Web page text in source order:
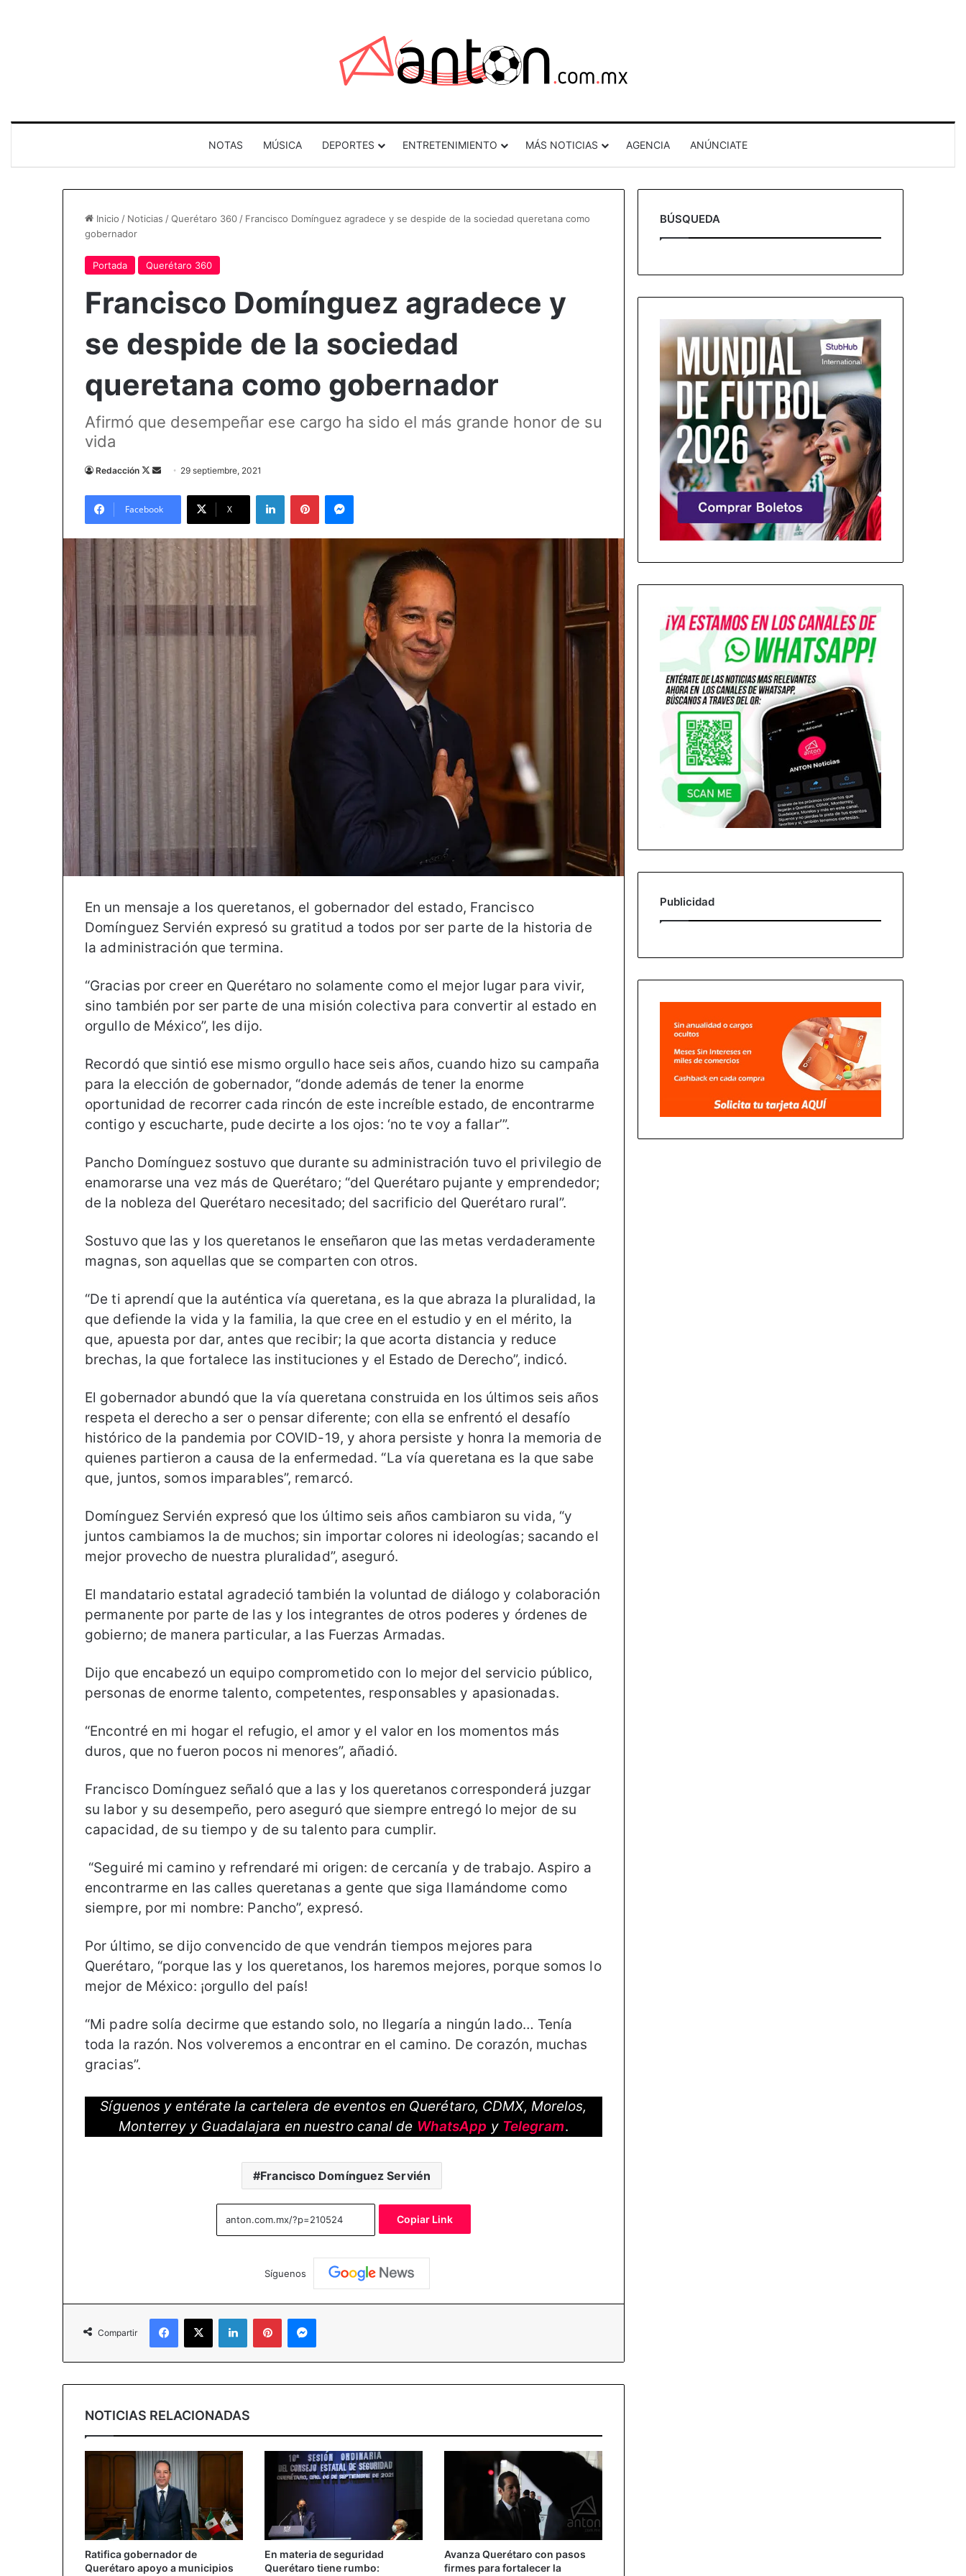
NOTAS MÚSICA DEPORTES ENTRETENIMIENTO MÁS NOTICIAS AGENCIA ANÚNCIATE
Inicio / Noticias /Querétaro 360 / Francisco Domínguez agradece y se despide de la sociedad queretana como
gobernador
Portada Querétaro 360
Francisco Domínguez agradece y
se despide de la sociedad
queretana como gobernador
Afirmó que desempeñar ese cargo ha sido el más grande honor de su
vida
Redacción
Follow
Send 29 septiembre, 2021
Facebook X
LinkedInPinterestMessenger
En un mensaje a los queretanos, el gobernador del estado, Francisco
Domínguez Servién expresó su gratitud a todos por ser parte de la historia de
la administración que termina.
“Gracias por creer en Querétaro no solamente como el mejor lugar para vivir,
sino también por ser parte de una misión colectiva para convertir al estado en
orgullo de México”, les dijo.
Recordó que sintió ese mismo orgullo hace seis años, cuando hizo su campaña
para la elección de gobernador, “donde además de tener la enorme
oportunidad de recorrer cada rincón de este increíble estado, de encontrarme
contigo y escucharte, pude decirte a los ojos: ‘no te voy a fallar’”.
Pancho Domínguez sostuvo que durante su administración tuvo el privilegio de
enamorarse una vez más de Querétaro; “del Querétaro pujante y emprendedor;
de la nobleza del Querétaro necesitado; del sacrificio del Querétaro rural”.
Sostuvo que las y los queretanos le enseñaron que las metas verdaderamente
magnas, son aquellas que se comparten con otros.
“De ti aprendí que la auténtica vía queretana, es la que abraza la pluralidad, la
que defiende la vida y la familia, la que cree en el estudio y en el mérito, la
que, apuesta por dar, antes que recibir; la que acorta distancia y reduce
brechas, la que fortalece las instituciones y el Estado de Derecho”, indicó.
El gobernador abundó que la vía queretana construida en los últimos seis años
respeta el derecho a ser o pensar diferente; con ella se enfrentó el desafío
histórico de la pandemia por COVID-19, y ahora persiste y honra la memoria de
quienes partieron a causa de la enfermedad. “La vía queretana es la que sabe
que, juntos, somos imparables”, remarcó.
Domínguez Servién expresó que los último seis años cambiaron su vida, “y
juntos cambiamos la de muchos; sin importar colores ni ideologías; sacando el
mejor provecho de nuestra pluralidad”, aseguró.
El mandatario estatal agradeció también la voluntad de diálogo y colaboración
permanente por parte de las y los integrantes de otros poderes y órdenes de
gobierno; de manera particular, a las Fuerzas Armadas.
Dijo que encabezó un equipo comprometido con lo mejor del servicio público,
personas de enorme talento, competentes, responsables y apasionadas.
“Encontré en mi hogar el refugio, el amor y el valor en los momentos más
duros, que no fueron pocos ni menores”, añadió.
Francisco Domínguez señaló que a las y los queretanos corresponderá juzgar
su labor y su desempeño, pero aseguró que siempre entregó lo mejor de su
capacidad, de su tiempo y de su talento para cumplir.
“Seguiré mi camino y refrendaré mi origen: de cercanía y de trabajo. Aspiro a
encontrarme en las calles queretanas a gente que siga llamándome como
siempre, por mi nombre: Pancho”, expresó.
Por último, se dijo convencido de que vendrán tiempos mejores para
Querétaro, “porque las y los queretanos, los haremos mejores, porque somos lo
mejor de México: ¡orgullo del país!
“Mi padre solía decirme que estando solo, no llegaría a ningún lado… Tenía
toda la razón. Nos volveremos a encontrar en el camino. De corazón, muchas
gracias”.
Síguenos y entérate la cartelera de eventos en Querétaro, CDMX, Morelos,
Monterrey y Guadalajara en nuestro canal de WhatsApp y Telegram.
Francisco Domínguez Servién
Copiar Link
Síguenos
Compartir
Facebook
X LinkedInPinterestMessenger
NOTICIAS RELACIONADAS
Ratifica gobernador de
Querétaro apoyo a municipios
En materia de seguridad
Querétaro tiene rumbo:
Avanza Querétaro con pasos
firmes para fortalecer la
BÚSQUEDA
Publicidad